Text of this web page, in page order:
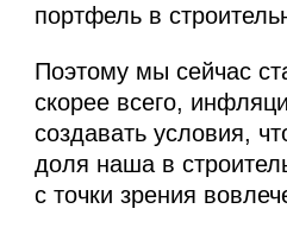
портфель в
Поэтому мы сейчас
скорее всего,
создавать условия,
доля наша в
с точки зрения